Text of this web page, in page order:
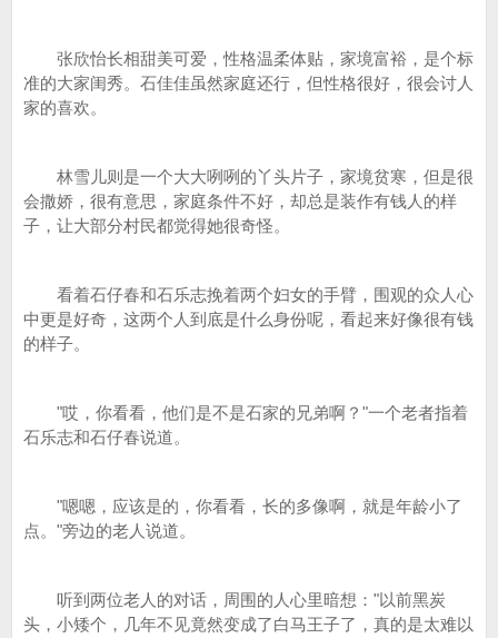
张欣怡长相甜美可爱，性格温柔体贴，家境富裕，是个标
准的大家闺秀。石佳佳虽然家庭还行，但性格很好，很会讨人
家的喜欢。
林雪儿则是一个大大咧咧的丫头片子，家境贫寒，但是很
会撒娇，很有意思，家庭条件不好，却总是装作有钱人的样
子，让大部分村民都觉得她很奇怪。
看着石仔春和石乐志挽着两个妇女的手臂，围观的众人心
中更是好奇，这两个人到底是什么身份呢，看起来好像很有钱
的样子。
"哎，你看看，他们是不是石家的兄弟啊？"一个老者指着
石乐志和石仔春说道。
"嗯嗯，应该是的，你看看，长的多像啊，就是年龄小了
点。"旁边的老人说道。
听到两位老人的对话，周围的人心里暗想："以前黑炭
头，小矮个，几年不见竟然变成了白马王子了，真的是太难以